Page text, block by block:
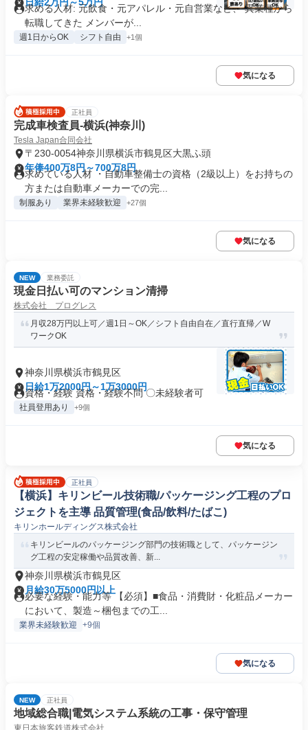
求める人材: 元飲食・元アパレル・元自営業など、 異業種から
転職してきた メンバーが...
週1日からOK シフト自由 +1個
気になる
正社員
完成車検査員-横浜(神奈川)
Tesla Japan合同会社
〒230-0054神奈川県横浜市鶴見区大黒ふ頭
年俸400万8円～700万8円
求めている人材 ・自動車整備士の資格（2級以上）をお持ちの
方または自動車メーカーでの完...
制服あり 業界未経験歓迎 +27個
気になる
NEW 業務委託
現金日払い可のマンション清掃
株式会社 プログレス
月収28万円以上可／週1日～OK／シフト自由自在／直行直帰／W
ワークOK
神奈川県横浜市鶴見区
日給1万2000円～1万3000円
資格・経験 資格・経験不問 〇未経験者可
社員登用あり +9個
気になる
正社員
【横浜】キリンビール技術職/パッケージング工程のプロ
ジェクトを主導 品質管理(食品/飲料/たばこ)
キリンホールディングス株式会社
キリンビールのパッケージング部門の技術職として、パッケージン
グ工程の安定稼働や品質改善、新...
神奈川県横浜市鶴見区
月給30万5000円以上
必要な経験・能力等 【必須】■食品・消費財・化粧品メーカー
において、製造～梱包までの工...
業界未経験歓迎 +9個
気になる
NEW 正社員
地域総合職|電気システム系統の工事・保守管理
東日本旅客鉄道株式会社